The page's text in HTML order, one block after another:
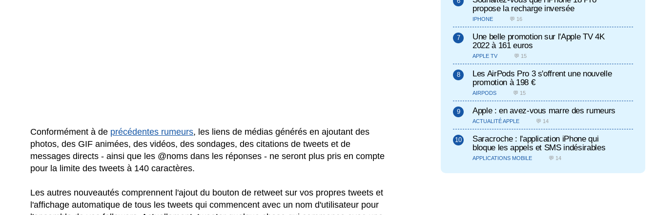
Conformément à de précédentes rumeurs, les liens de médias générés en ajoutant des
photos, des GIF animées, des vidéos, des sondages, des citations de tweets et de
messages directs - ainsi que les @noms dans les réponses - ne seront plus pris en compte
pour la limite des tweets à 140 caractères.
Les autres nouveautés comprennent l'ajout du bouton de retweet sur vos propres tweets et
l'affichage automatique de tous les tweets qui commencent avec un nom d'utilisateur pour
propose la recharge inversée
IPHONE 💬 16
Une belle promotion sur l'Apple TV 4K
2022 à 161 euros
APPLE TV 💬 15
Les AirPods Pro 3 s'offrent une nouvelle
promotion à 198 €
AIRPODS 💬 15
Apple : en avez-vous marre des rumeurs
ACTUALITÉ APPLE 💬 14
Saracroche : l'application iPhone qui
bloque les appels et SMS indésirables
APPLICATIONS MOBILE 💬 14